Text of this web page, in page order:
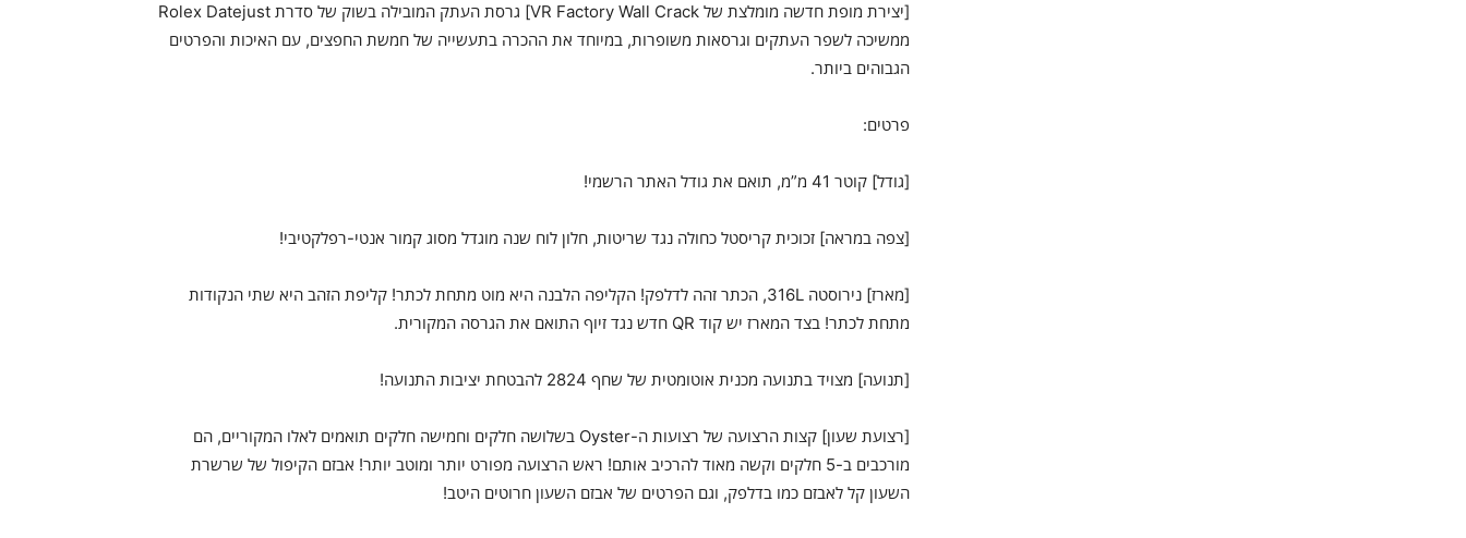
[יצירת מופת חדשה מומלצת של VR Factory Wall Crack] גרסת העתק המובילה בשוק של סדרת Rolex Datejust
ממשיכה לשפר העתקים וגרסאות משופרות, במיוחד את ההכרה בתעשייה של חמשת החפצים, עם האיכות והפרטים
הגבוהים ביותר.
פרטים:
[גודל] קוטר 41 מ”מ, תואם את גודל האתר הרשמי!
[צפה במראה] זכוכית קריסטל כחולה נגד שריטות, חלון לוח שנה מוגדל מסוג קמור אנטי-רפלקטיבי!
[מארז] נירוסטה 316L, הכתר זהה לדלפק! הקליפה הלבנה היא מוט מתחת לכתר! קליפת הזהב היא שתי הנקודות
מתחת לכתר! בצד המארז יש קוד QR חדש נגד זיוף התואם את הגרסה המקורית.
[תנועה] מצויד בתנועה מכנית אוטומטית של שחף 2824 להבטחת יציבות התנועה!
[רצועת שעון] קצות הרצועה של רצועות ה-Oyster בשלושה חלקים וחמישה חלקים תואמים לאלו המקוריים, הם
מורכבים ב-5 חלקים וקשה מאוד להרכיב אותם! ראש הרצועה מפורט יותר ומוטב יותר! אבזם הקיפול של שרשרת
השעון קל לאבזם כמו בדלפק, וגם הפרטים של אבזם השעון חרוטים היטב!